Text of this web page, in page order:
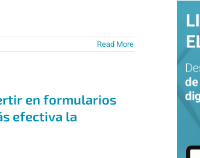
Read More
en formularios
efectiva la